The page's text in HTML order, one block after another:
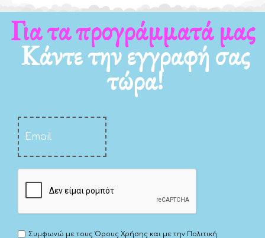
Για τα νέα μας
Κάντε την εγγραφή σας
τώρα!
Συμφωνώ με τουςΌρους Χρήσης και με την Πολιτική